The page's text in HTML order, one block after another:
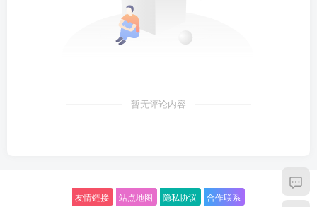
暂无评论内容
友情链接 站点地图 隐私协议 合作联系